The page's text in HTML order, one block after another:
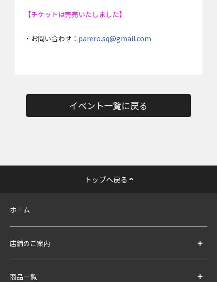
【チケットは完売いたしました】
・お問い合わせ： parero.sq@gmail.com
イベント一覧に戻る
トップへ戻る
ホーム
店舗のご案内
商品一覧